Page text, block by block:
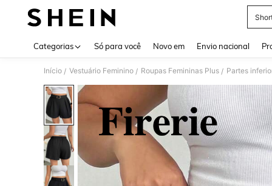
Categorias Só para você Novo em Envio nacional
Início / Vestuário Feminino / Roupas Femininas Plus / Partes